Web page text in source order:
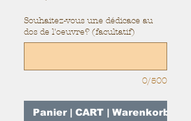
Souhaitez-vous une dédicace au
dos de l'oeuvre? (facultatif)
0/500
Panier | CART | Warenkorb